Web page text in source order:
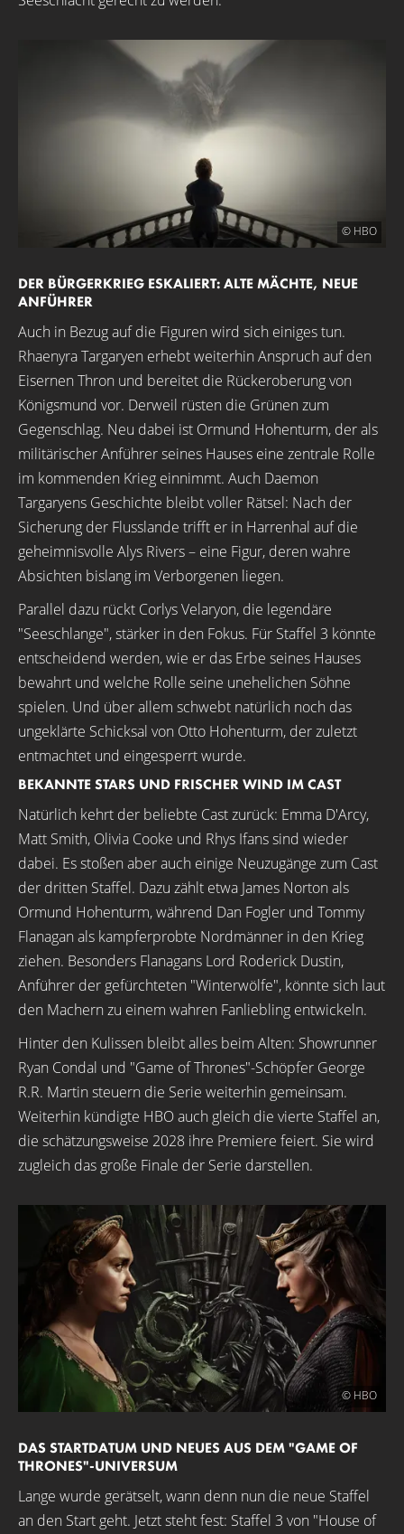
© HBO
DER BÜRGERKRIEG ESKALIERT: ALTE MÄCHTE, NEUE
ANFÜHRER
Auch in Bezug auf die Figuren wird sich einiges tun.
Rhaenyra Targaryen erhebt weiterhin Anspruch auf den
Eisernen Thron und bereitet die Rückeroberung von
Königsmund vor. Derweil rüsten die Grünen zum
Gegenschlag. Neu dabei ist Ormund Hohenturm, der als
militärischer Anführer seines Hauses eine zentrale Rolle
im kommenden Krieg einnimmt. Auch Daemon
Targaryens Geschichte bleibt voller Rätsel: Nach der
Sicherung der Flusslande trifft er in Harrenhal auf die
geheimnisvolle Alys Rivers – eine Figur, deren wahre
Absichten bislang im Verborgenen liegen.
Parallel dazu rückt Corlys Velaryon, die legendäre
"Seeschlange", stärker in den Fokus. Für Staffel 3 könnte
entscheidend werden, wie er das Erbe seines Hauses
bewahrt und welche Rolle seine unehelichen Söhne
spielen. Und über allem schwebt natürlich noch das
ungeklärte Schicksal von Otto Hohenturm, der zuletzt
entmachtet und eingesperrt wurde.
BEKANNTE STARS UND FRISCHER WIND IM CAST
Natürlich kehrt der beliebte Cast zurück: Emma D'Arcy,
Matt Smith, Olivia Cooke und Rhys Ifans sind wieder
dabei. Es stoßen aber auch einige Neuzugänge zum Cast
der dritten Staffel. Dazu zählt etwa James Norton als
Ormund Hohenturm, während Dan Fogler und Tommy
Flanagan als kampferprobte Nordmänner in den Krieg
ziehen. Besonders Flanagans Lord Roderick Dustin,
Anführer der gefürchteten "Winterwölfe", könnte sich laut
den Machern zu einem wahren Fanliebling entwickeln.
Hinter den Kulissen bleibt alles beim Alten: Showrunner
Ryan Condal und "Game of Thrones"-Schöpfer George
R.R. Martin steuern die Serie weiterhin gemeinsam.
Weiterhin kündigte HBO auch gleich die vierte Staffel an,
die schätzungsweise 2028 ihre Premiere feiert. Sie wird
zugleich das große Finale der Serie darstellen.
© HBO
DAS STARTDATUM UND NEUES AUS DEM "GAME OF
THRONES"-UNIVERSUM
Lange wurde gerätselt, wann denn nun die neue Staffel
an den Start geht. Jetzt steht fest: Staffel 3 von "House of